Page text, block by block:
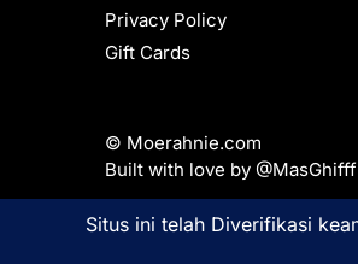
Privacy Policy
Gift Cards
© Moerahnie.com
Built with love by @MasGhifff